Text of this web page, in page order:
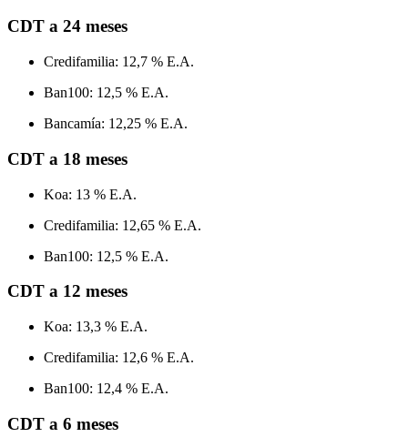
CDT a 24 meses
Credifamilia: 12,7 % E.A.
Ban100: 12,5 % E.A.
Bancamía: 12,25 % E.A.
CDT a 18 meses
Koa: 13 % E.A.
Credifamilia: 12,65 % E.A.
Ban100: 12,5 % E.A.
CDT a 12 meses
Koa: 13,3 % E.A.
Credifamilia: 12,6 % E.A.
Ban100: 12,4 % E.A.
CDT a 6 meses